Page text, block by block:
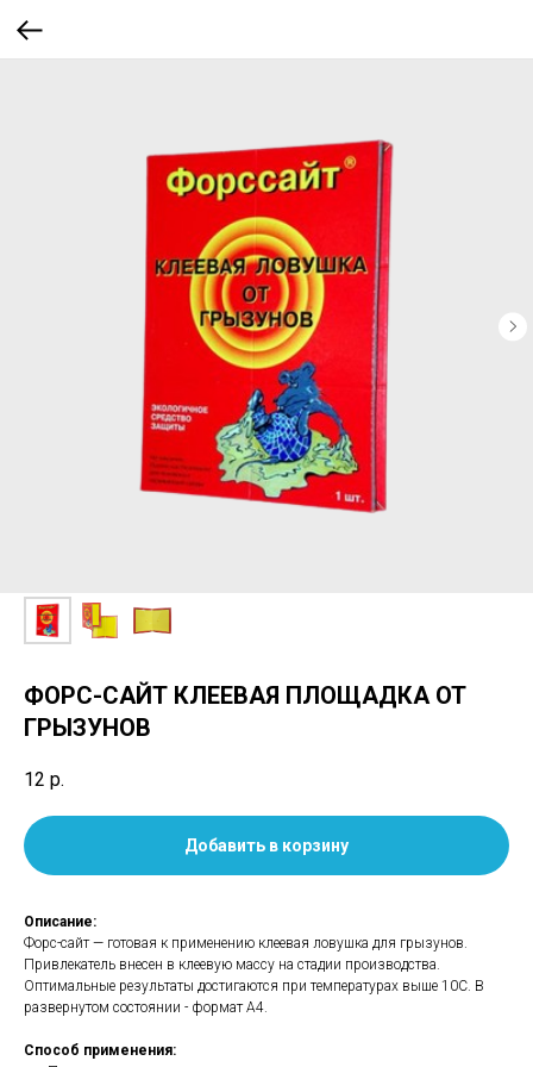
ФОРС-САЙТ КЛЕЕВАЯ ПЛОЩАДКА ОТ
ГРЫЗУНОВ
12 р.
Добавить в корзину
Описание:
Форс-сайт — готовая к применению клеевая ловушка для грызунов.
Привлекатель внесен в клеевую массу на стадии производства.
Оптимальные результаты достигаются при температурах выше 10С. В
развернутом состоянии - формат А4.
Способ применения: